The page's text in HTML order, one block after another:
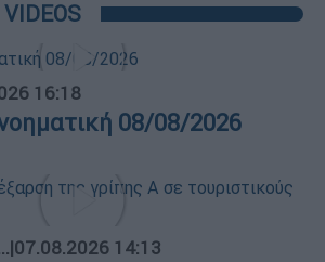
VIDEOS
16:18
08/08/2026
|07.08.2026 14:13